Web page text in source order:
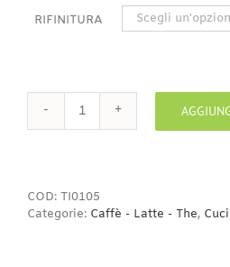
RIFINITURA
Tazzina
COD: TI0105
Categorie: Caffè - Latte - The,